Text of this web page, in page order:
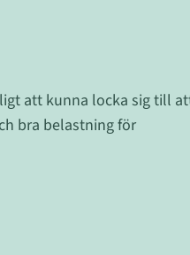
att kunna locka sig till
bra belastning för